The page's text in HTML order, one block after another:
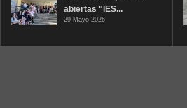
abiertas "IES...
29 Mayo 2026